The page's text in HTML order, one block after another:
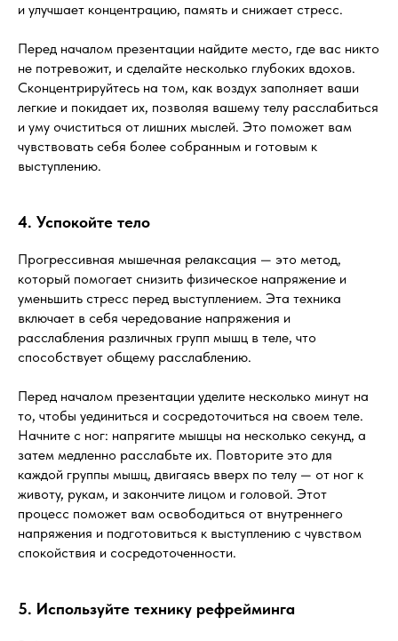
и улучшает концентрацию, память и снижает стресс.
Перед началом презентации найдите место, где вас никто
не потревожит, и сделайте несколько глубоких вдохов.
Сконцентрируйтесь на том, как воздух заполняет ваши
легкие и покидает их, позволяя вашему телу расслабиться
и уму очиститься от лишних мыслей. Это поможет вам
чувствовать себя более собранным и готовым к
выступлению.
4. Успокойте тело
Прогрессивная мышечная релаксация — это метод,
который помогает снизить физическое напряжение и
уменьшить стресс перед выступлением. Эта техника
включает в себя чередование напряжения и
расслабления различных групп мышц в теле, что
способствует общему расслаблению.
Перед началом презентации уделите несколько минут на
то, чтобы уединиться и сосредоточиться на своем теле.
Начните с ног: напрягите мышцы на несколько секунд, а
затем медленно расслабьте их. Повторите это для
каждой группы мышц, двигаясь вверх по телу — от ног к
животу, рукам, и закончите лицом и головой. Этот
процесс поможет вам освободиться от внутреннего
напряжения и подготовиться к выступлению с чувством
спокойствия и сосредоточенности.
5. Используйте технику рефрейминга
Согласен на обработку
персональных данных
и получение полезных
материалов и обновлений.
Отправить
Бесплатная подписка на
еженедельные полезные
материалы по презентациям